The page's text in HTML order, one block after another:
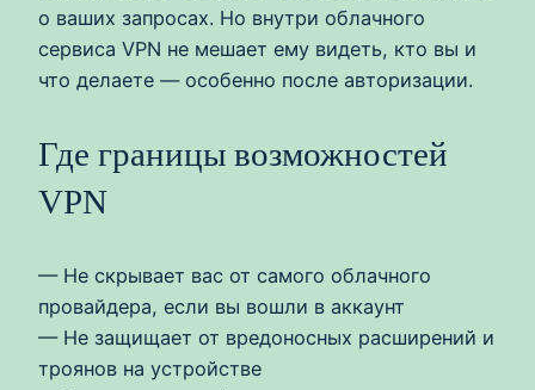
о ваших запросах. Но внутри облачного
сервиса VPN не мешает ему видеть, кто вы и
что делаете — особенно после авторизации.
Где границы возможностей
VPN
— Не скрывает вас от самого облачного
провайдера, если вы вошли в аккаунт
— Не защищает от вредоносных расширений и
троянов на устройстве